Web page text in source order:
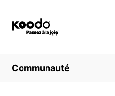
Magasiner
Libre service
Communauté